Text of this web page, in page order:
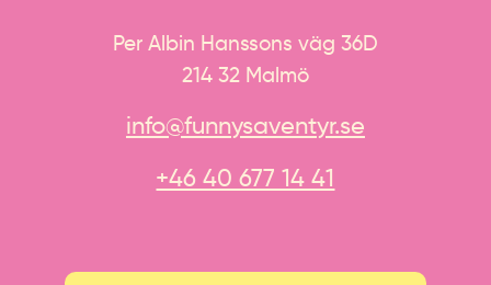
Per Albin Hanssons väg 36D
214 32 Malmö
info@funnysaventyr.se
+46 40 677 14 41